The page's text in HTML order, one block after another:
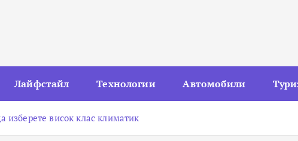
Лайфстайл Технологии Автомобили
изберете висок клас климатик